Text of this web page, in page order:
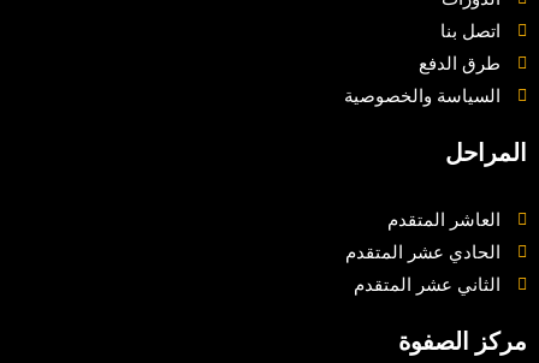
اتصل بنا
طرق الدفع
السياسة والخصوصية
المراحل
العاشر المتقدم
الحادي عشر المتقدم
الثاني عشر المتقدم
مركز الصفوة